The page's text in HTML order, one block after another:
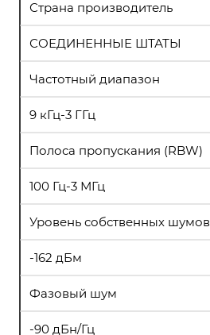
Страна производитель
СОЕДИНЕННЫЕ ШТАТЫ
Частотный диапазон
9 кГц-3 ГГц
Полоса пропускания (RBW)
100 Гц-3 МГц
Уровень собственных шумов
-162 дБм
Фазовый шум
-90 дБн/Гц